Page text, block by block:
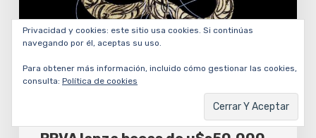
para
investigadores
y
artistas
Privacidad y cookies: este sitio usa cookies. Si continúas
navegando por él, aceptas su uso.
Para obtener más información, incluido cómo gestionar las cookies,
consulta: Política de cookies